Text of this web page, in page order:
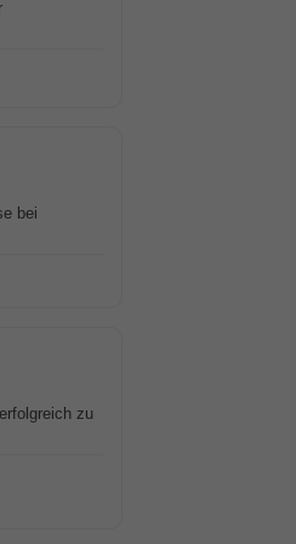
bei
zu